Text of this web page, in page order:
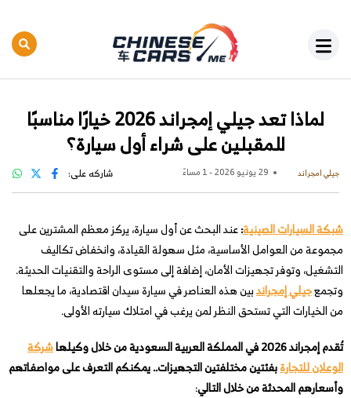
لماذا تعد جيلي إمجراند 2026 خيارًا مناسبًا
للمقبلين على شراء أول سيارة؟
جيلي امجراند 29 يونيو 2026 - 1 مساءً شاركه على:
شبكة السيارات الصينية:عند البحث عن أول سيارة، يركز معظم المشترين على
مجموعة من العوامل الأساسية، مثل سهولة القيادة، وانخفاض تكاليف
التشغيل، وتوفر تجهيزات الأمان، إضافة إلى مستوى الراحة والتقنيات الحديثة.
وتجمعجيلي إمجراندبين هذه العناصر في سيارة سيدان اقتصادية، ما يجعلها
من الخيارات التي تستحق النظر لمن يرغب في امتلاك سيارته الأولى.
تُقدم إمجراند 2026 في المملكة العربية السعودية من خلال وكيلها
شركة
الوعلان للتجارةبفئتين مختلفتين التجهيزات.. يمكنكم التعرف على مواصفاتهم
وأسعارهم المحدثة من خلال التالي: